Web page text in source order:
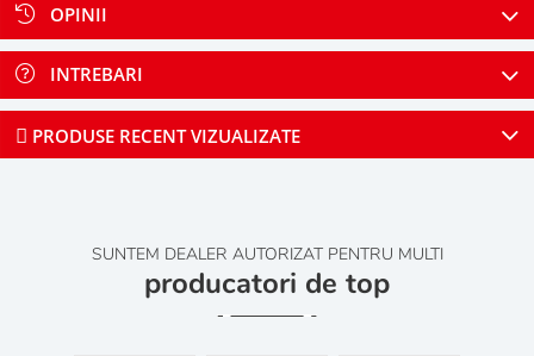
OPINII
INTREBARI
PRODUSE RECENT VIZUALIZATE
SUNTEM DEALER AUTORIZAT PENTRU MULTI
producatori de top